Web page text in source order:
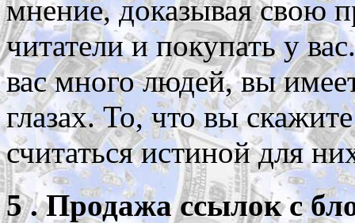
мнение, доказывая свою
читатели и покупать у
вас много людей, вы
глазах. То, что вы
считаться истиной для
5 . Продажа ссылок с